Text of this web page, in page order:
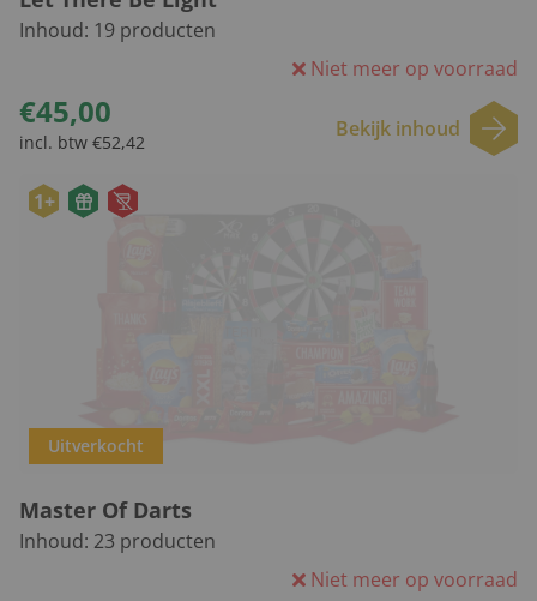
Inhoud: 19 producten
Niet meer op voorraad
€45,00
incl. btw €52,42
Bekijk inhoud
1+
Uitverkocht
Master Of Darts
Inhoud: 23 producten
Niet meer op voorraad